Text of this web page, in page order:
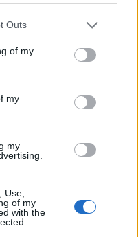
one or more Google
You may click to
its third-party tags to
in below Google
Outs
of my
my
my
Use,
of my
with the